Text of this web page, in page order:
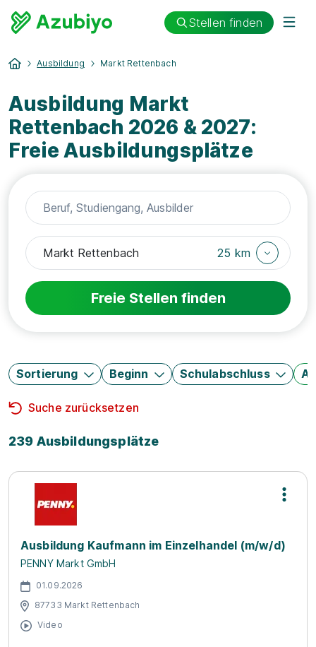
Stellen finden
Ausbildung Markt Rettenbach
Ausbildung Markt
Rettenbach 2026 & 2027:
Freie Ausbildungsplätze
25 km
Freie Stellen finden
Sortierung Beginn Schulabschluss
Suche zurücksetzen
239 Ausbildungsplätze
Ausbildung Kaufmann im Einzelhandel (m/w/d)
PENNY Markt GmbH
01.09.2026
87733 Markt Rettenbach
Video